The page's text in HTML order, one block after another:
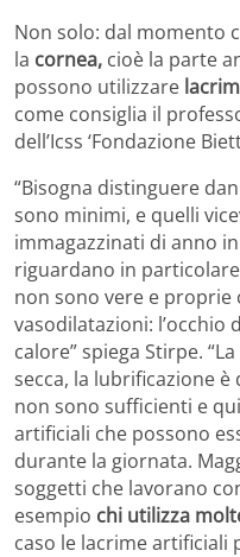
Non solo: dal momento
la cornea, cioè la parte
possono utilizzare
come consiglia il
dell’Icss ‘Fondazione
“Bisogna distinguere
sono minimi, e quelli
immagazzinati di anno
riguardano in
non sono vere e proprie
vasodilatazioni:
calore” spiega Stirpe. “La
secca, la lubrificazione
non sono sufficienti e
artificiali che possono
durante la giornata.
soggetti che lavorano
esempio chi utilizza
caso le lacrime artificiali